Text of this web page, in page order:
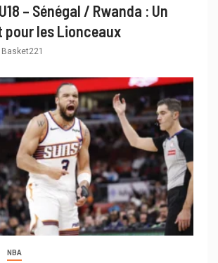
– Sénégal / Rwanda : Un
pour les Lionceaux
Basket221
NBA